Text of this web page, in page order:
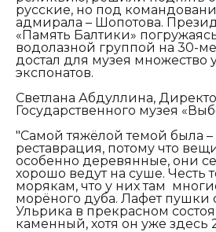
русские, но под
адмирала – Шопотова.
«Память Балтики»
водолазной группой на 30-
достал для музея множество
экспонатов.
Светлана Абдуллина,
Государственного музея
"Самой тяжёлой темой была –
реставрация, потому что
особенно деревянные, они
хорошо ведут на суше. Честь
морякам, что у них там
морёного дуба. Лафет пушки
Ульрика в прекрасном
каменный, хотя он уже здесь